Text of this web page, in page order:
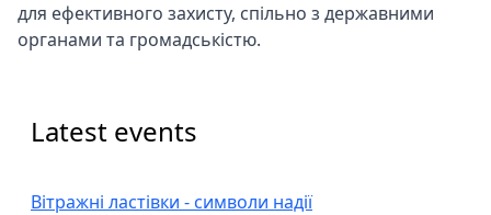
для ефективного захисту, спільно з державними
органами та громадськістю.
Latest events
Вітражні ластівки - символи надії